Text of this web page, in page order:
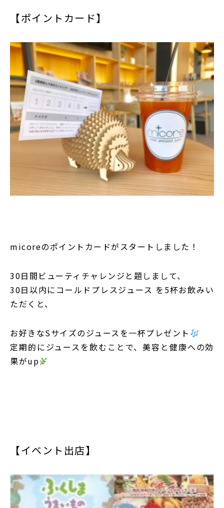
【ポイントカード】
micoreのポイントカードがスタートしました！
30日間ビューティチャレンジと題しまして、
30日以内にコールドプレスジュース を5杯お飲みい
ただくと、
お好きなSサイズのジュースを一杯プレゼント
定期的にジュースを飲むことで、美容と健康への効
果がup
【イベント出店】